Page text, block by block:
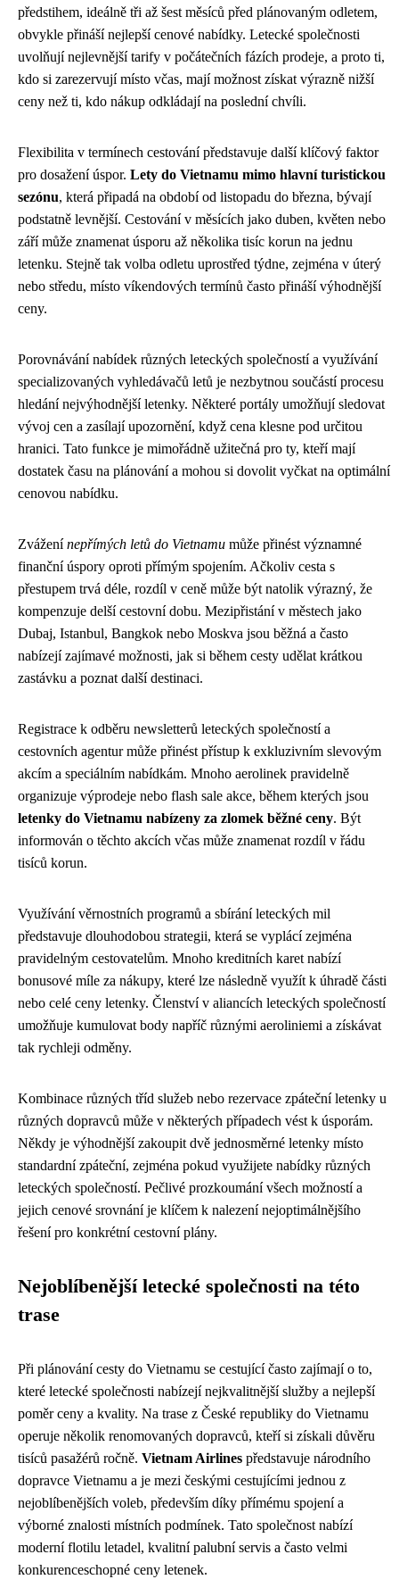
předstihem, ideálně tři až šest měsíců před plánovaným odletem,
obvykle přináší nejlepší cenové nabídky. Letecké společnosti
uvolňují nejlevnější tarify v počátečních fázích prodeje, a proto ti,
kdo si zarezervují místo včas, mají možnost získat výrazně nižší
ceny než ti, kdo nákup odkládají na poslední chvíli.
Flexibilita v termínech cestování představuje další klíčový faktor
pro dosažení úspor. Lety do Vietnamu mimo hlavní turistickou
sezónu, která připadá na období od listopadu do března, bývají
podstatně levnější. Cestování v měsících jako duben, květen nebo
září může znamenat úsporu až několika tisíc korun na jednu
letenku. Stejně tak volba odletu uprostřed týdne, zejména v úterý
nebo středu, místo víkendových termínů často přináší výhodnější
ceny.
Porovnávání nabídek různých leteckých společností a využívání
specializovaných vyhledávačů letů je nezbytnou součástí procesu
hledání nejvýhodnější letenky. Některé portály umožňují sledovat
vývoj cen a zasílají upozornění, když cena klesne pod určitou
hranici. Tato funkce je mimořádně užitečná pro ty, kteří mají
dostatek času na plánování a mohou si dovolit vyčkat na optimální
cenovou nabídku.
Zváženínepřímých letů do Vietnamu může přinést významné
finanční úspory oproti přímým spojením. Ačkoliv cesta s
přestupem trvá déle, rozdíl v ceně může být natolik výrazný, že
kompenzuje delší cestovní dobu. Mezipřistání v městech jako
Dubaj, Istanbul, Bangkok nebo Moskva jsou běžná a často
nabízejí zajímavé možnosti, jak si během cesty udělat krátkou
zastávku a poznat další destinaci.
Registrace k odběru newsletterů leteckých společností a
cestovních agentur může přinést přístup k exkluzivním slevovým
akcím a speciálním nabídkám. Mnoho aerolinek pravidelně
organizuje výprodeje nebo flash sale akce, během kterých jsou
letenky do Vietnamu nabízeny za zlomek běžné ceny. Být
informován o těchto akcích včas může znamenat rozdíl v řádu
tisíců korun.
Využívání věrnostních programů a sbírání leteckých mil
představuje dlouhodobou strategii, která se vyplácí zejména
pravidelným cestovatelům. Mnoho kreditních karet nabízí
bonusové míle za nákupy, které lze následně využít k úhradě části
nebo celé ceny letenky. Členství v aliancích leteckých společností
umožňuje kumulovat body napříč různými aeroliniemi a získávat
tak rychleji odměny.
Kombinace různých tříd služeb nebo rezervace zpáteční letenky u
různých dopravců může v některých případech vést k úsporám.
Někdy je výhodnější zakoupit dvě jednosměrné letenky místo
standardní zpáteční, zejména pokud využijete nabídky různých
leteckých společností. Pečlivé prozkoumání všech možností a
jejich cenové srovnání je klíčem k nalezení nejoptimálnějšího
řešení pro konkrétní cestovní plány.
Nejoblíbenější letecké společnosti na této
trase
Při plánování cesty do Vietnamu se cestující často zajímají o to,
které letecké společnosti nabízejí nejkvalitnější služby a nejlepší
poměr ceny a kvality. Na trase z České republiky do Vietnamu
operuje několik renomovaných dopravců, kteří si získali důvěru
tisíců pasažérů ročně. Vietnam Airlines představuje národního
dopravce Vietnamu a je mezi českými cestujícími jednou z
nejoblíbenějších voleb, především díky přímému spojení a
výborné znalosti místních podmínek. Tato společnost nabízí
moderní flotilu letadel, kvalitní palubní servis a často velmi
konkurenceschopné ceny letenek.